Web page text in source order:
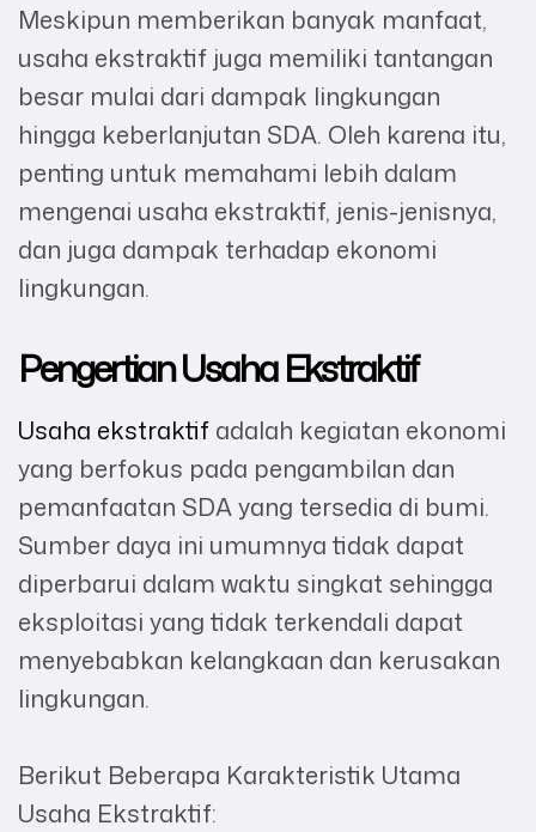
Meskipun memberikan banyak manfaat,
usaha ekstraktif juga memiliki tantangan
besar mulai dari dampak lingkungan
hingga keberlanjutan SDA. Oleh karena itu,
penting untuk memahami lebih dalam
mengenai usaha ekstraktif, jenis-jenisnya,
dan juga dampak terhadap ekonomi
lingkungan.
Pengertian Usaha Ekstraktif
Usaha ekstraktif adalah kegiatan ekonomi
yang berfokus pada pengambilan dan
pemanfaatan SDA yang tersedia di bumi.
Sumber daya ini umumnya tidak dapat
diperbarui dalam waktu singkat sehingga
eksploitasi yang tidak terkendali dapat
menyebabkan kelangkaan dan kerusakan
lingkungan.
Berikut Beberapa Karakteristik Utama
Usaha Ekstraktif: